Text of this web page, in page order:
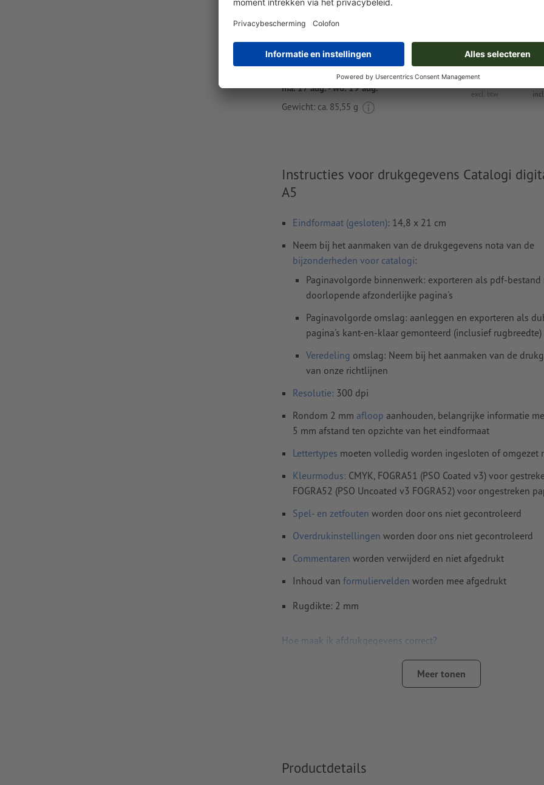
Nu uploaden
excl. btw
€ 40,32
Levering circa:
ma. 17 aug. - wo. 19 aug.
Gewicht: ca. 85,55 g
Instructies voor drukgegevens Catalogi
A5
Eindformaat (gesloten): 14,8 x 21 cm
Neem bij het aanmaken van de drukgegevens nota van de
bijzonderheden voor catalogi:
Paginavolgorde binnenwerk: exporteren als pdf-bestand
doorlopende afzonderlijke pagina's
Paginavolgorde omslag: aanleggen en exporteren als
pagina's kant-en-klaar gemonteerd (inclusief rugbreedte)
Veredeling omslag: Neem bij het aanmaken van de
van onze richtlijnen
Resolutie: 300 dpi
Rondom 2 mm afloop aanhouden, belangrijke informatie
5 mm afstand ten opzichte van het eindformaat
Lettertypes moeten volledig worden ingesloten of omgezet
Kleurmodus: CMYK, FOGRA51 (PSO Coated v3) voor
FOGRA52 (PSO Uncoated v3 FOGRA52) voor ongestreken
Spel- en zetfouten worden door ons niet gecontroleerd
Overdrukinstellingen worden door ons niet gecontroleerd
Commentaren worden verwijderd en niet afgedrukt
Inhoud van formuliervelden worden mee afgedrukt
Rugdikte: 2 mm
Hoe maak ik afdrukgegevens correct?
Meer tonen
Productdetails